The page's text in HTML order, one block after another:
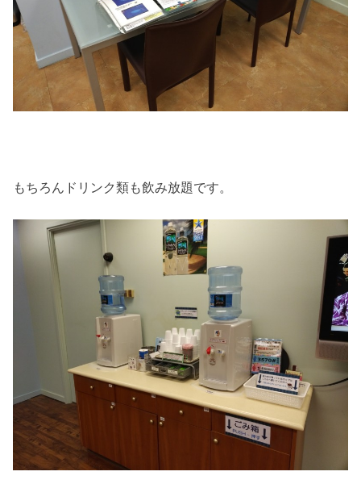
もちろんドリンク類も飲み放題です。